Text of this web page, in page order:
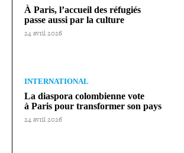
À Paris, l’accueil des réfugiés
passe aussi par la culture
24 avril 2026
INTERNATIONAL
La diaspora colom­bienne vote
à Paris pour trans­for­mer son pays
24 avril 2026